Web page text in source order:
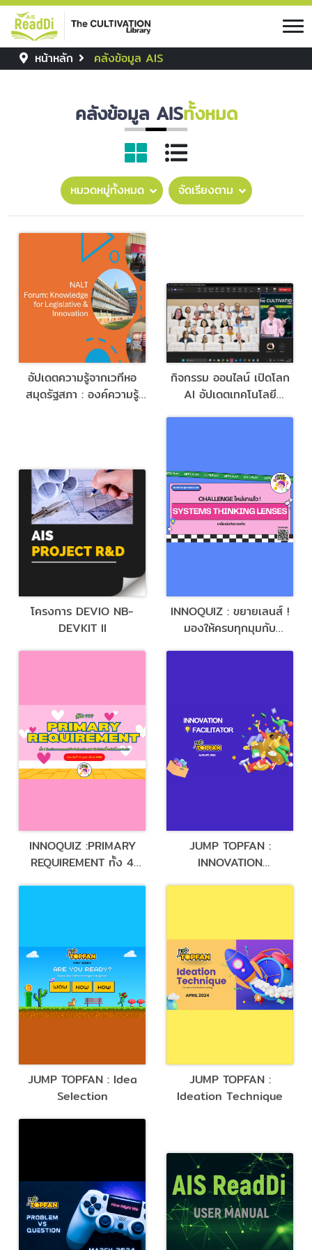
หน้าหลัก คลังข้อมูล AIS
คลังข้อมูล AISทั้งหมด
หมวดหมู่ทั้งหมด จัดเรียงตาม
อัปเดตความรู้จากเวทีหอ
สมุดรัฐสภา : องค์ความรู้
กิจกรรม ออนไลน์ เปิดโลก
AI อัปเดตเทคโนโลยี
โครงการ DEVIO NB-
DEVKIT II
INNOQUIZ : ขยายเลนส์ !
มองให้ครบทุกมุมกับ
INNOQUIZ :PRIMARY
REQUIREMENT ทั้ง 4
JUMP TOPFAN :
INNOVATION
JUMP TOPFAN : Idea
Selection
JUMP TOPFAN :
Ideation Technique